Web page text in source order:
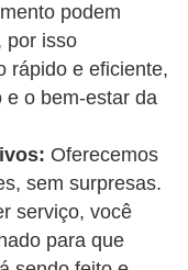
podem
por isso
rápido e eficiente,
e o bem-estar da
Oferecemos
sem surpresas.
serviço, você
para que